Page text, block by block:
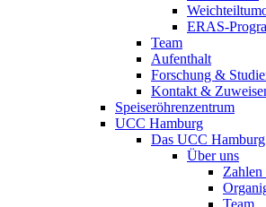
ERAS-
Team
Aufenthalt
Forschung &
Kontakt &
Speiseröhrenzentrum
UCC Hamburg
Das UCC Hamburg
Über uns
Team